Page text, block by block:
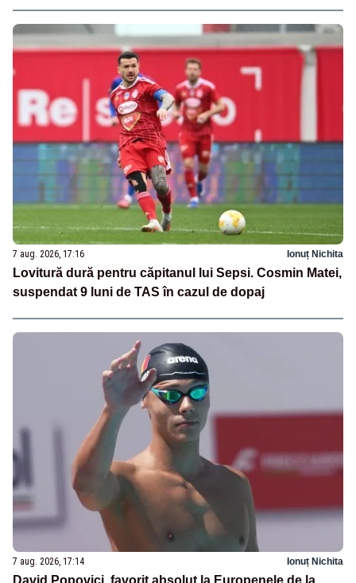
7 aug. 2026, 17:16 Ionuț Nichita
Lovitură dură pentru căpitanul lui Sepsi. Cosmin Matei,
suspendat 9 luni de TAS în cazul de dopaj
7 aug. 2026, 17:14 Ionuț Nichita